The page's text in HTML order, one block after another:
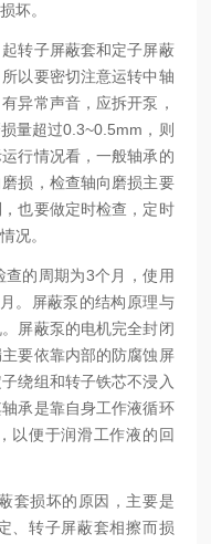
坏。
转子屏蔽套和定子屏蔽
以要密切注意运转中轴
异常声音，应拆开泵，
量超过0.3~0.5mm，则
行情况看，一般轴承的
损，检查轴向磨损主要
也要做定时检查，定时
况。
的周期为3个月，使用
。屏蔽泵的结构原理与
屏蔽泵的电机完全封闭
要依靠内部的防腐蚀屏
绕组和转子铁芯不浸入
承是靠自身工作液循环
以便于润滑工作液的回
损坏的原因，主要是
、转子屏蔽套相擦而损